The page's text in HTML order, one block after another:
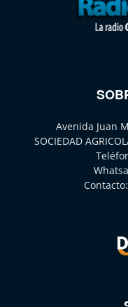
Avenida Juan
SOCIEDAD
Contacto: